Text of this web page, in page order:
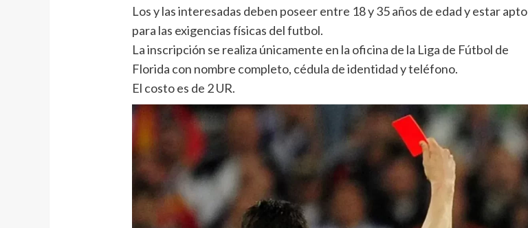
Los y las interesadas deben poseer entre 18 y 35 años de edad y estar apto
para las exigencias físicas del futbol.
La inscripción se realiza únicamente en la oficina de la Liga de Fútbol de
Florida con nombre completo, cédula de identidad y teléfono.
El costo es de 2 UR.